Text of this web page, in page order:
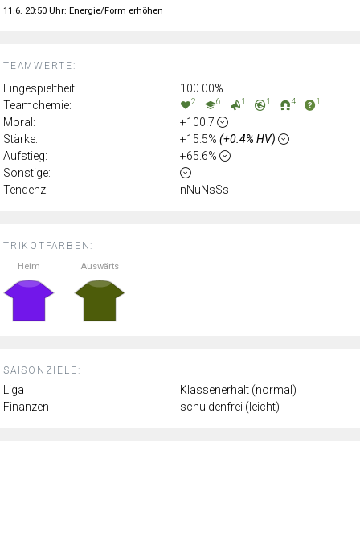
TRIKOTFARBEN:
Heim Auswärts
SAISONZIELE:
Liga
Klassenerhalt (normal)
Finanzen
schuldenfrei (leicht)
TEAMWERTE:
Eingespieltheit:
100.00%
Teamchemie:
2 6 1 1 4 1
Moral:
+100.7
Stärke:
+15.5% (+0.4% HV)
Aufstieg:
+65.6%
Sonstige:
Tendenz:
nNuNsSs
11.6. 20:50 Uhr: Energie/Form erhöhen